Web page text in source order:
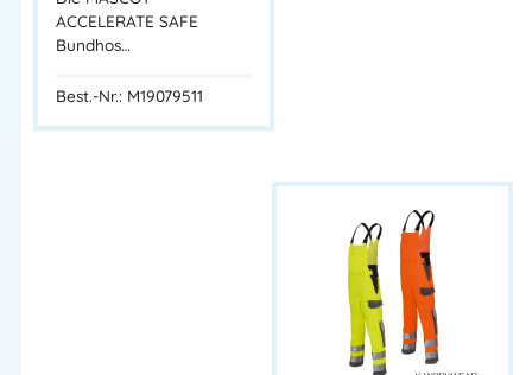
Hersteller:
PAUL H. KÜBLER
Herstelleranschrift:
Mehr Information E-Mail: info@bannenberg.at
ACCELERATE SAFE
Bundhos…
Best.-Nr.: M19079511